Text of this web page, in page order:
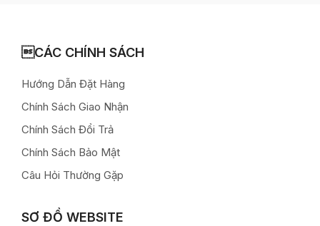
CÁC CHÍNH SÁCH
Hướng Dẫn Đặt Hàng
Chính Sách Giao Nhận
Chính Sách Đổi Trả
Chính Sách Bảo Mật
Câu Hỏi Thường Gặp
SƠ ĐỒ WEBSITE